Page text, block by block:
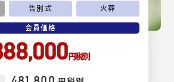
告別式 火葬
会員価格
円税別